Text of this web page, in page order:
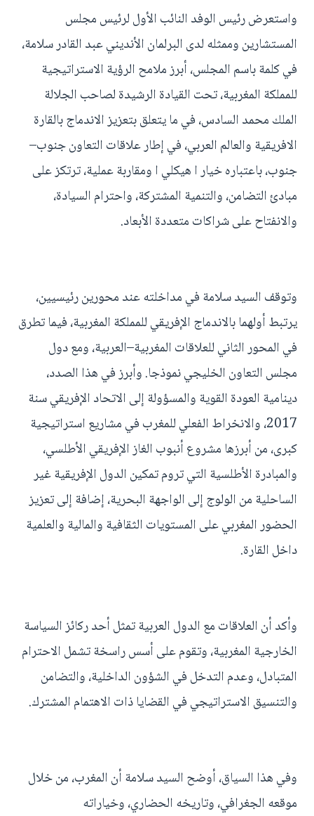
واستعرض رئيس الوفد النائب الأول لرئيس مجلس
المستشارين وممثله لدى البرلمان الأنديني عبد القادر سلامة،
في كلمة باسم المجلس، أبرز ملامح الرؤية الاستراتيجية
للمملكة المغربية، تحت القيادة الرشيدة لصاحب الجلالة
الملك محمد السادس، في ما يتعلق بتعزيز الاندماج بالقارة
الافريقية والعالم العربي، في إطار علاقات التعاون جنوب–
جنوب، باعتباره خيار ا هيكلي ا ومقاربة عملية، ترتكز على
مبادئ التضامن، والتنمية المشتركة، واحترام السيادة،
والانفتاح على شراكات متعددة الأبعاد.
وتوقف السيد سلامة في مداخلته عند محورين رئيسيين،
يرتبط أولهما بالاندماج الإفريقي للمملكة المغربية، فيما تطرق
في المحور الثاني للعلاقات المغربية–العربية، ومع دول
مجلس التعاون الخليجي نموذجا. وأبرز في هذا الصدد،
دينامية العودة القوية والمسؤولة إلى الاتحاد الإفريقي سنة
2017، والانخراط الفعلي للمغرب في مشاريع استراتيجية
كبرى، من أبرزها مشروع أنبوب الغاز الإفريقي الأطلسي،
والمبادرة الأطلسية التي تروم تمكين الدول الإفريقية غير
الساحلية من الولوج إلى الواجهة البحرية، إضافة إلى تعزيز
الحضور المغربي على المستويات الثقافية والمالية والعلمية
داخل القارة.
وأكد أن العلاقات مع الدول العربية تمثل أحد ركائز السياسة
الخارجية المغربية، وتقوم على أسس راسخة تشمل الاحترام
المتبادل، وعدم التدخل في الشؤون الداخلية، والتضامن
والتنسيق الاستراتيجي في القضايا ذات الاهتمام المشترك.
وفي هذا السياق، أوضح السيد سلامة أن المغرب، من خلال
موقعه الجغرافي، وتاريخه الحضاري، وخياراته